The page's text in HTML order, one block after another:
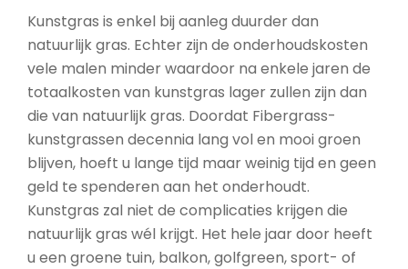
Kunstgras is enkel bij aanleg duurder dan
natuurlijk gras. Echter zijn de onderhoudskosten
vele malen minder waardoor na enkele jaren de
totaalkosten van kunstgras lager zullen zijn dan
die van natuurlijk gras. Doordat Fibergrass-
kunstgrassen decennia lang vol en mooi groen
blijven, hoeft u lange tijd maar weinig tijd en geen
geld te spenderen aan het onderhoudt.
Kunstgras zal niet de complicaties krijgen die
natuurlijk gras wél krijgt. Het hele jaar door heeft
u een groene tuin, balkon, golfgreen, sport- of